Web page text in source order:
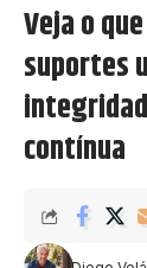
Veja o
suportes
contínua